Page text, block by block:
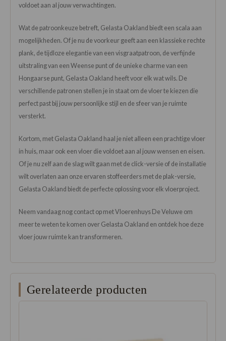
voldoet aan al jouw verwachtingen.
Wat de patroonkeuze betreft, Gelasta Oakland biedt een scala aan
mogelijkheden. Of je nu de voorkeur geeft aan een klassieke rechte
plank, de tijdloze elegantie van een visgraatpatroon, de verfijnde
uitstraling van een Weense punt of de unieke charme van een
Hongaarse punt, Gelasta Oakland heeft voor elk wat wils. De
verschillende patronen stellen je in staat om de vloer te kiezen die
perfect past bij jouw persoonlijke stijl en de sfeer van je ruimte
versterkt.
Kortom, met Gelasta Oakland haal je niet alleen een prachtige vloer
in huis, maar ook een vloer die voldoet aan al jouw wensen en eisen.
Of je nu zelf aan de slag wilt gaan met de click-versie of de installatie
wilt overlaten aan onze ervaren stoffeerders met de plak-versie,
Gelasta Oakland biedt de perfecte oplossing voor elk vloerproject.
Neem vandaag nog contact op met Vloerenhuys De Veluwe om
meer te weten te komen over Gelasta Oakland en ontdek hoe deze
vloer jouw ruimte kan transformeren.
Gerelateerde producten